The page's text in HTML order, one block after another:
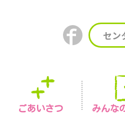
セン
ごあいさつ みんな